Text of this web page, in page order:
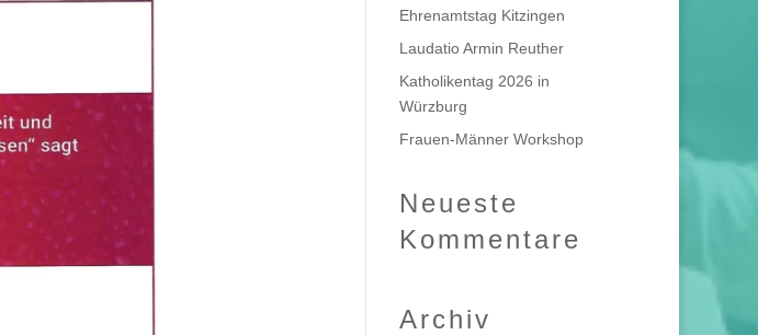
Ehrenamtstag Kitzingen
Laudatio Armin Reuther
Katholikentag 2026 in
Würzburg
Frauen-Männer Workshop
Neueste
Kommentare
Archiv